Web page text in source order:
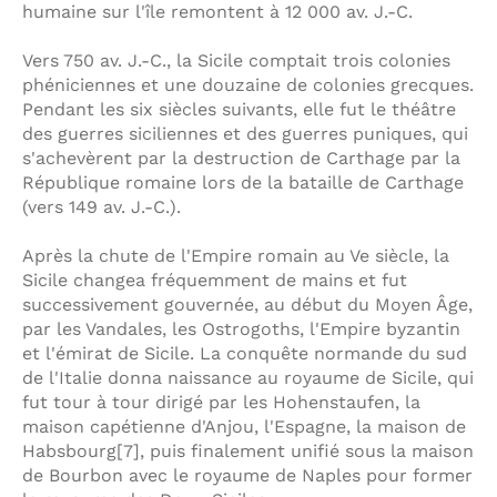
humaine sur l'île remontent à 12 000 av. J.-C.
Vers 750 av. J.-C., la Sicile comptait trois colonies
phéniciennes et une douzaine de colonies grecques.
Pendant les six siècles suivants, elle fut le théâtre
des guerres siciliennes et des guerres puniques, qui
s'achevèrent par la destruction de Carthage par la
République romaine lors de la bataille de Carthage
(vers 149 av. J.-C.).
Après la chute de l'Empire romain au Ve siècle, la
Sicile changea fréquemment de mains et fut
successivement gouvernée, au début du Moyen Âge,
par les Vandales, les Ostrogoths, l'Empire byzantin
et l'émirat de Sicile. La conquête normande du sud
de l'Italie donna naissance au royaume de Sicile, qui
fut tour à tour dirigé par les Hohenstaufen, la
maison capétienne d'Anjou, l'Espagne, la maison de
Habsbourg[7], puis finalement unifié sous la maison
de Bourbon avec le royaume de Naples pour former